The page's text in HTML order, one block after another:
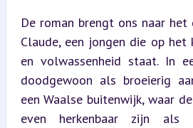
De roman brengt ons naar
Claude, een jongen die op het
en volwassenheid staat. In
doodgewoon als broeierig
een Waalse buitenwijk, waar
even herkenbaar zijn als